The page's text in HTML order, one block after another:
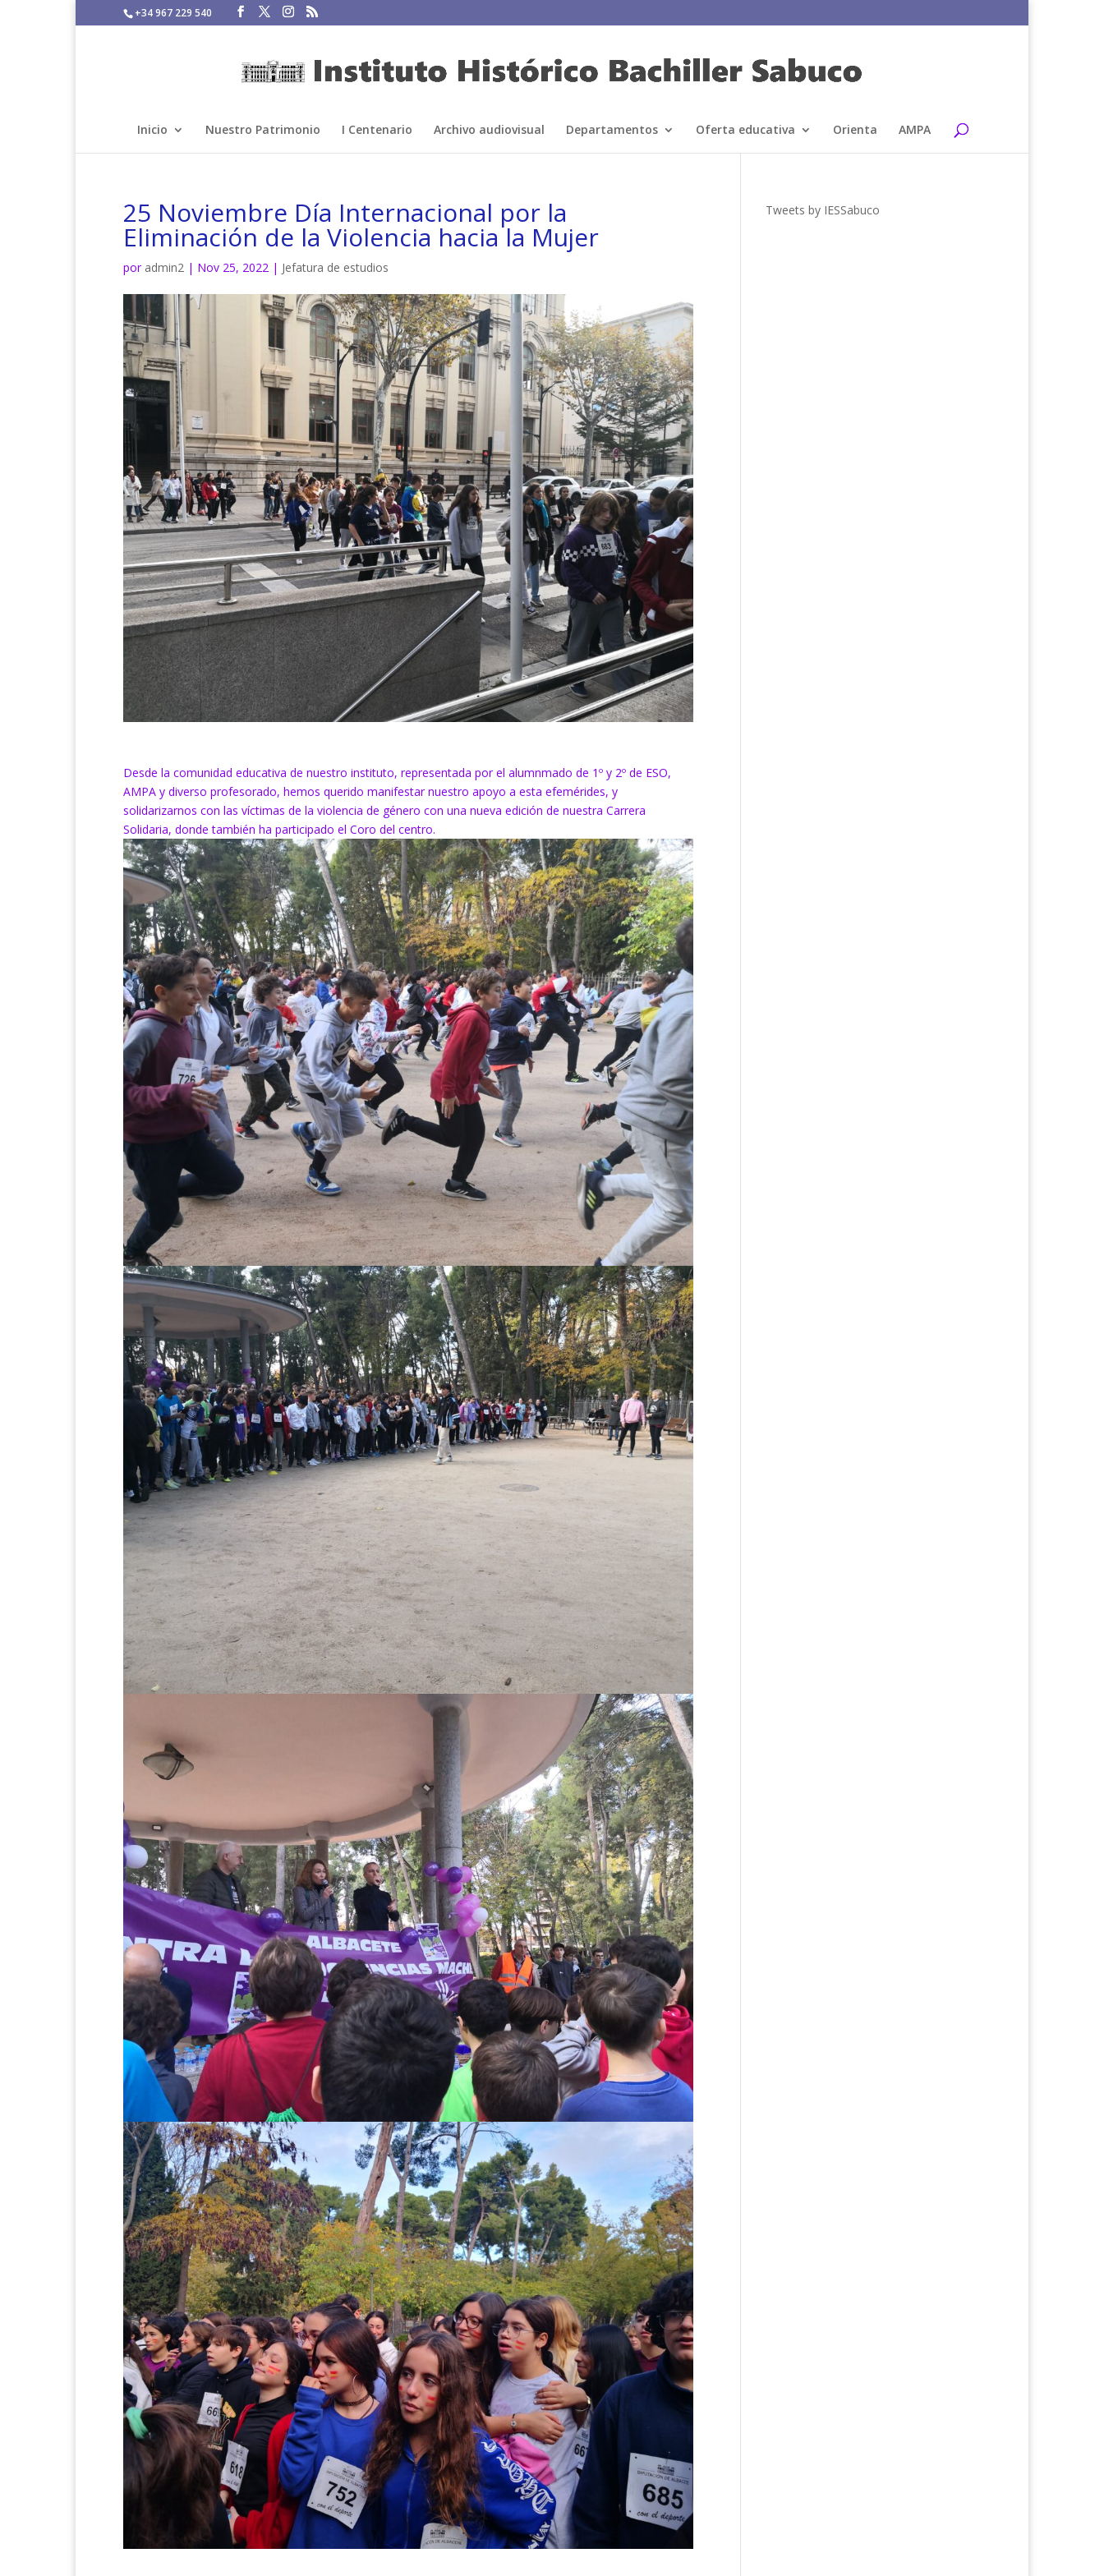
+34 967 229 540
Inicio Nuestro Patrimonio I Centenario Archivo audiovisual Departamentos Oferta educativa Orienta AMPA
25 Noviembre Día Internacional por la
Eliminación de la Violencia hacia la Mujer
por admin2 | Nov 25, 2022 | Jefatura de estudios
Desde la comunidad educativa de nuestro instituto, representada por el alumnmado de 1º y 2º de ESO,
AMPA y diverso profesorado, hemos querido manifestar nuestro apoyo a esta efemérides, y
solidarizarnos con las víctimas de la violencia de género con una nueva edición de nuestra Carrera
Solidaria, donde también ha participado el Coro del centro.
Tweets by IESSabuco